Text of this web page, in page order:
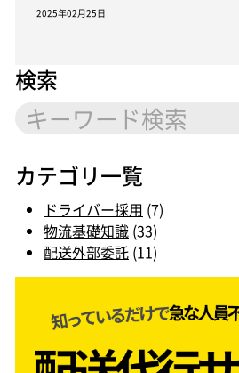
2025年02月25日
検索
カテゴリ一覧
ドライバー採用 (7)
物流基礎知識 (33)
配送外部委託 (11)